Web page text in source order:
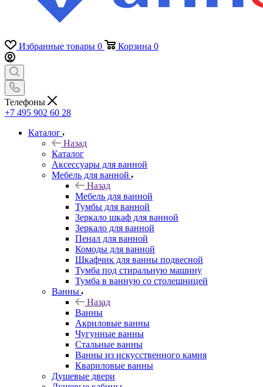
Избранные товары 0 Корзина 0
Телефоны
+7 495 902 60 28
Каталог
Назад
Каталог
Аксессуары для ванной
Мебель для ванной
Назад
Мебель для ванной
Тумбы для ванной
Зеркало шкаф для ванной
Зеркало для ванной
Пенал для ванной
Комоды для ванной
Шкафчик для ванны подвесной
Тумба под стиральную машину
Тумба в ванную со столешницей
Ванны
Назад
Ванны
Акриловые ванны
Чугунные ванны
Стальные ванны
Ванны из искусственного камня
Квариловые ванны
Душевые двери